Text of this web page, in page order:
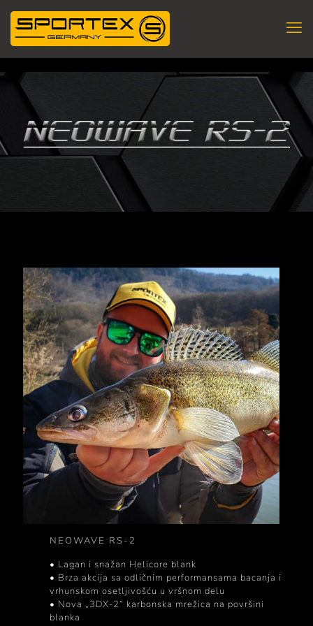
NEOWAVE RS-2
• Lagan i snažan Helicore blank
• Brza akcija sa odličnim performansama bacanja i
vrhunskom osetljivošću u vršnom delu
• Nova „3DX-2“ karbonska mrežica na površini
blanka